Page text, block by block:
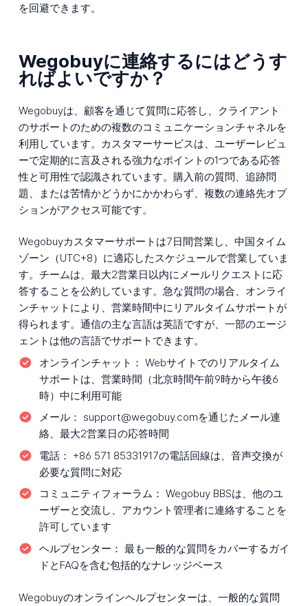
を回避できます。
Wegobuyに連絡するにはどうす
ればよいですか？
Wegobuyは、顧客を通じて質問に応答し、クライアント
のサポートのための複数のコミュニケーションチャネルを
利用しています。カスタマーサービスは、ユーザーレビュ
ーで定期的に言及される強力なポイントの1つである応答
性と可用性で認識されています。購入前の質問、追跡問
題、または苦情かどうかにかかわらず、複数の連絡先オプ
ションがアクセス可能です。
Wegobuyカスタマーサポートは7日間営業し、中国タイム
ゾーン（UTC+8）に適応したスケジュールで営業していま
す。チームは、最大2営業日以内にメールリクエストに応
答することを公約しています。急な質問の場合、オンライ
ンチャットにより、営業時間中にリアルタイムサポートが
得られます。通信の主な言語は英語ですが、一部のエージ
ェントは他の言語でサポートできます。
オンラインチャット： Webサイトでのリアルタイム
サポートは、営業時間（北京時間午前9時から午後6
時）中に利用可能
メール： support@wegobuy.comを通じたメール連
絡、最大2営業日の応答時間
電話： +86 571 85331917の電話回線は、音声交換が
必要な質問に対応
コミュニティフォーラム： Wegobuy BBSは、他のユ
ーザーと交流し、アカウント管理者に連絡することを
許可しています
ヘルプセンター： 最も一般的な質問をカバーするガイ
ドとFAQを含む包括的なナレッジベース
Wegobuyのオンラインヘルプセンターは、一般的な質問